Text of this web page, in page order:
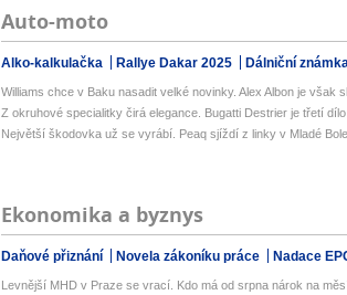
Auto-moto
Alko-kalkulačka Rallye Dakar 2025 Dálniční
Williams chce v Baku nasadit velké novinky. Alex Albon je však
Z okruhové specialitky čirá elegance. Bugatti Destrier je třetí
Největší škodovka už se vyrábí. Peaq sjíždí z linky v Mladé
Ekonomika a byznys
Daňové přiznání Novela zákoníku práce Nadace
Levnější MHD v Praze se vrací. Kdo má od srpna nárok na